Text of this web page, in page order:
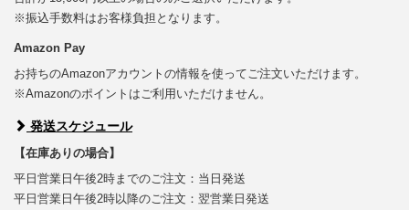
※振込手数料はお客様負担となります。
Amazon Pay
お持ちのAmazonアカウントの情報を使ってご注文いただけます。
※Amazonのポイントはご利用いただけません。
発送スケジュール
【在庫ありの場合】
平日営業日午後2時までのご注文：当日発送
平日営業日午後2時以降のご注文：翌営業日発送